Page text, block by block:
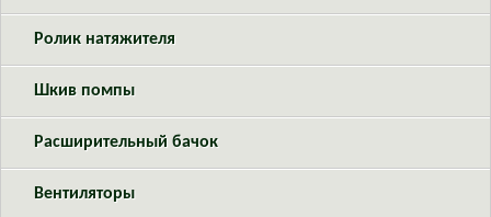
Ролик натяжителя
Шкив помпы
Расширительный бачок
Вентиляторы